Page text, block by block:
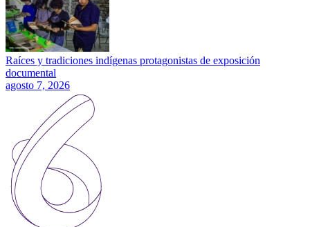
Raíces y tradiciones indígenas protagonistas de exposición
documental
agosto 7, 2026